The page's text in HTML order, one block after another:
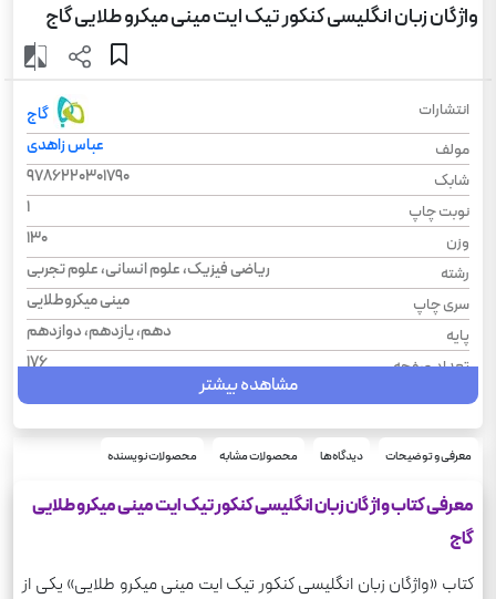
واژگان زبان انگلیسی کنکور تیک ایت مینی میکرو طلایی گاج
انتشارات
گاج
مولف
عباس زاهدی
شابک
9786220301790
نوبت چاپ
1
وزن
130
رشته
ریاضی فیزیک، علوم انسانی، علوم تجربی
سری چاپ
مینی میکروطلایی
پایه
دهم، یازدهم، دوازدهم
تعداد صفحه
176
قطع
جیبی
نوع جلد
درس
مشاهده بیشتر
معرفی و توضیحات دیدگاه‌ها محصولات مشابه محصولات نویسنده
معرفی کتاب واژگان زبان انگلیسی کنکور تیک ایت مینی میکرو طلایی
گاج
کتاب «واژگان زبان انگلیسی کنکور تیک ایت مینی میکرو طلایی» یکی از